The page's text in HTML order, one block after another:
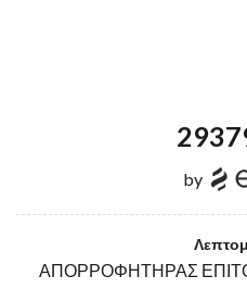
by
ΑΠΟΡΡΟΦΗΤΗΡΑΣ